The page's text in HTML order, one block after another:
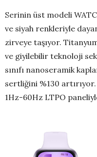
Serinin üst modeli
ve siyah renkleriyle
zirveye taşıyor.
ve giyilebilir teknoloji
sınıfı nanoseramik
sertliğini %130
1Hz-60Hz LTPO